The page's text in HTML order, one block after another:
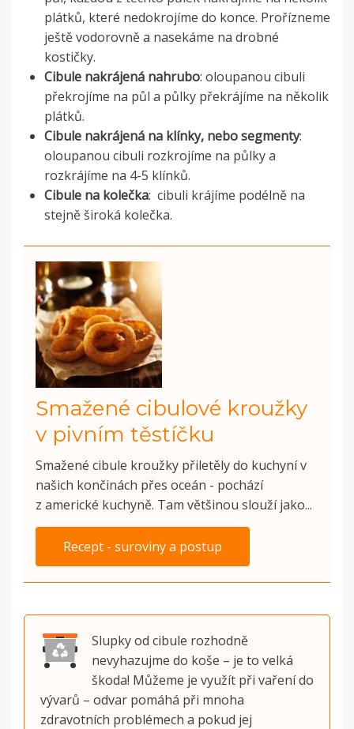
plátků, které nedokrojíme do konce. Prořízneme
ještě vodorovně a nasekáme na drobné
kostičky.
Cibule nakrájená nahrubo: oloupanou cibuli
překrojíme na půl a půlky překrájíme na několik
plátků.
Cibule nakrájená na klínky, nebo segmenty:
oloupanou cibuli rozkrojíme na půlky a
rozkrájíme na 4-5 klínků.
Cibule na kolečka: cibuli krájíme podélně na
stejně široká kolečka.
Smažené cibulové kroužky
v pivním těstíčku
Smažené cibule kroužky přiletěly do kuchyní v
našich končinách přes oceán - pochází
z americké kuchyně. Tam většinou slouží jako...
Recept - suroviny a postup
Slupky od cibule rozhodně
nevyhazujme do koše – je to velká
škoda! Můžeme je využít při vaření do
vývarů – odvar pomáhá při mnoha
zdravotních problémech a pokud jej